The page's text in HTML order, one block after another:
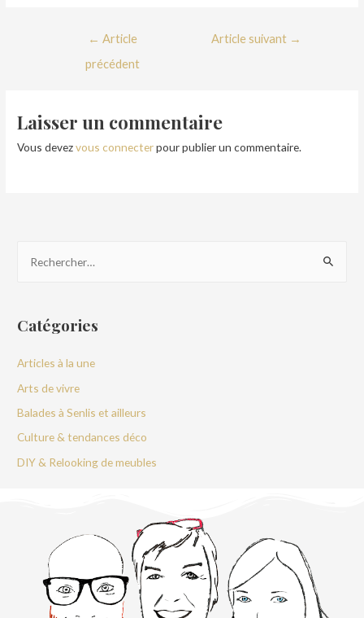
← Article
précédent
Article suivant →
Laisser un commentaire
Vous devezvous connecterpour publier un commentaire.
Catégories
Articles à la une
Arts de vivre
Balades à Senlis et ailleurs
Culture & tendances déco
DIY & Relooking de meubles